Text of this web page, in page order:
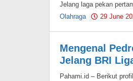
Jelang laga pekan
Olahraga
29 June
Mengenal
Jelang BRI
Pahami.id – Berikut